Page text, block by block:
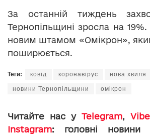
За останній тиждень
Тернопільщині зросла на
новим штамом «Омікрон»,
поширюється.
Теги: ковід коронавірус нова хвиля
новини Тернопільщини омікрон
Читайте нас у Telegram,
Instagram: головні новини